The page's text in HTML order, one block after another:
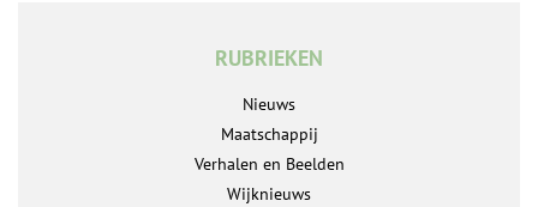
RUBRIEKEN
Nieuws
Maatschappij
Verhalen en Beelden
Wijknieuws